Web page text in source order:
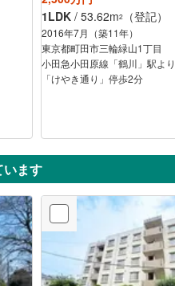
1LDK / 53.62m2 （登記）
2016年7月（築11年）
東京都町田市三輪緑山1丁目
小田急小田原線「鶴川」駅よ
「けやき通り」停歩2分
います